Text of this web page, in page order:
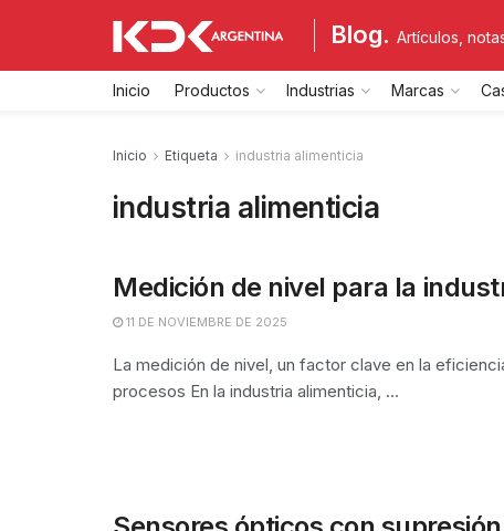
Blog. Artículos,
Inicio Productos Industrias Marcas
Inicio Etiqueta industria alimenticia
industria alimenticia
Medición de nivel para la
11 DE NOVIEMBRE DE 2025
La medición de nivel, un factor clave en la
procesos En la industria alimenticia, ...